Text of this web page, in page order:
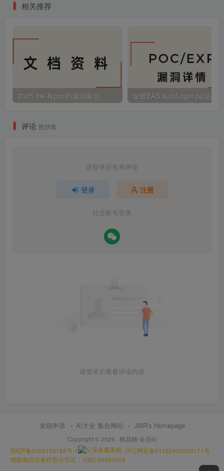
相关推荐
2025 hw 有poc的漏洞集合
评论 抢沙发
请登录后发表评论
登录 注册
社交账号登录
请登录后查看评论内容
友链申请 AI大全 集合网站 JMR's Homepage
Copyright © 2025 · 棉花糖 会员站
蜀ICP备2025159183号-1
川公网安备51152402000171号
增值电信业务经营许可证：川B2-20260508